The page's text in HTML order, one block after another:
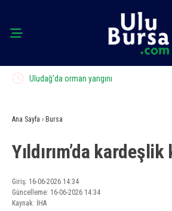
Uludağ’da orman yangını
Ana Sayfa › Bursa
Yıldırım’da
Giriş: 16-06-2026 14:34
Güncelleme: 16-06-2026 14:34
Kaynak: İHA